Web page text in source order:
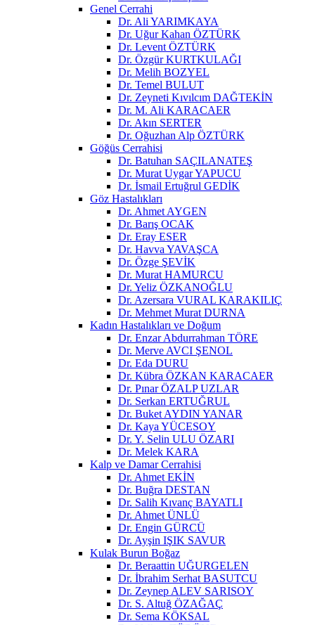
Genel Cerrahi
Dr. Ali YARIMKAYA
Dr. Uğur Kahan ÖZTÜRK
Dr. Levent ÖZTÜRK
Dr. Özgür KURTKULAĞI
Dr. Melih BOZYEL
Dr. Temel BULUT
Dr. Zeyneti Kıvılcım DAĞTEKİN
Dr. M. Ali KARACAER
Dr. Akın SERTER
Dr. Oğuzhan Alp ÖZTÜRK
Göğüs Cerrahisi
Dr. Batuhan SAÇILANATEŞ
Dr. Murat Uygar YAPUCU
Dr. İsmail Ertuğrul GEDİK
Göz Hastalıkları
Dr. Ahmet AYGEN
Dr. Barış OCAK
Dr. Eray ESER
Dr. Havva YAVAŞCA
Dr. Özge ŞEVİK
Dr. Murat HAMURCU
Dr. Yeliz ÖZKANOĞLU
Dr. Azersara VURAL KARAKILIÇ
Dr. Mehmet Murat DURNA
Kadın Hastalıkları ve Doğum
Dr. Enzar Abdurrahman TÖRE
Dr. Merve AVCI ŞENOL
Dr. Eda DURU
Dr. Kübra ÖZKAN KARACAER
Dr. Pınar ÖZALP UZLAR
Dr. Serkan ERTUĞRUL
Dr. Buket AYDIN YANAR
Dr. Kaya YÜCESOY
Dr. Y. Selin ULU ÖZARI
Dr. Melek KARA
Kalp ve Damar Cerrahisi
Dr. Ahmet EKİN
Dr. Buğra DESTAN
Dr. Salih Kıvanç BAYATLI
Dr. Ahmet ÜNLÜ
Dr. Engin GÜRCÜ
Dr. Ayşin IŞIK SAVUR
Kulak Burun Boğaz
Dr. Beraattin UĞURGELEN
Dr. İbrahim Serhat BASUTCU
Dr. Zeynep ALEV SARISOY
Dr. S. Altuğ ÖZAĞAÇ
Dr. Sema KÖKSAL